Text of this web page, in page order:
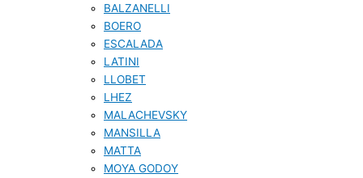
BALZANELLI
BOERO
ESCALADA
LATINI
LLOBET
LHEZ
MALACHEVSKY
MANSILLA
MATTA
MOYA GODOY